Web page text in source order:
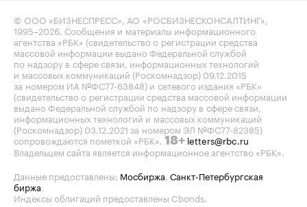
© ООО «БИЗНЕСПРЕСС», АО «РОСБИЗНЕСКОНСАЛТИНГ»,
1995–2026. Сообщения и материалы информационного
агентства «РБК» (свидетельство о регистрации средства
массовой информации выдано Федеральной службой
по надзору в сфере связи, информационных технологий
и массовых коммуникаций (Роскомнадзор) 09.12.2015
за номером ИА №ФС77-63848) и сетевого издания «РБК»
(свидетельство о регистрации средства массовой информации
выдано Федеральной службой по надзору в сфере связи,
информационных технологий и массовых коммуникаций
(Роскомнадзор) 03.12.2021 за номером ЭЛ №ФС77-82385)
сопровождаются пометкой «РБК». 18+ letters@rbc.ru
Владельцем сайта является информационное агентство «РБК».
Данные предоставлены: Мосбиржа, Санкт-Петербургская
биржа.
Индексы облигаций предоставлены Cbonds.